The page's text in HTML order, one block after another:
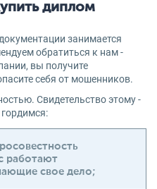
диплом
занимается
обратиться к нам -
вы получите
себя от мошенников.
Свидетельство этому -
работают
свое дело;